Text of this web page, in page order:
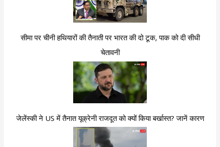
सीमा पर चीनी हथियारों की तैनाती पर भारत की दो टूक, पाक को दी सीधी
चेतावनी
जेलेंस्की ने US में तैनात यूक्रेनी राजदूत को क्यों किया बर्खास्त? जानें कारण